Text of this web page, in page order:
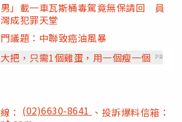
男」載一車瓦斯桶毒駕竟無保請回 員
成犯罪天堂
議題：中聯致癌油風暴
把，只需1個雞蛋，用一個瘦一個
PR
： (02)6630-8641 、投訴爆料信箱：